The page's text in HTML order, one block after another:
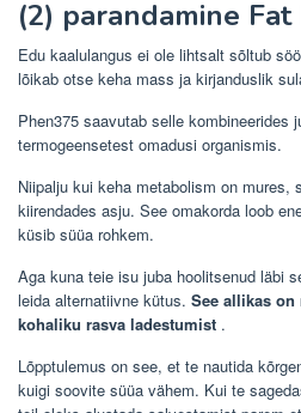
(2) parandamine
Edu kaalulangus ei ole lihtsalt sõltub
lõikab otse keha mass ja kirjanduslik
Phen375 saavutab selle kombineerides
termogeensetest omadusi organismis.
Niipalju kui keha metabolism on mures,
kiirendades asju. See omakorda loob
küsib süüa rohkem.
Aga kuna teie isu juba hoolitsenud läbi
leida alternatiivne kütus. See allikas
kohaliku rasva ladestumist .
Lõpptulemus on see, et te nautida
kuigi soovite süüa vähem. Kui te